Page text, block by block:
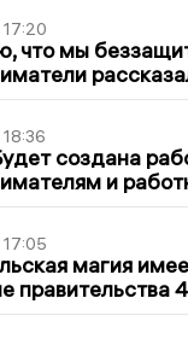
что мы
создана
и
магия
правительства